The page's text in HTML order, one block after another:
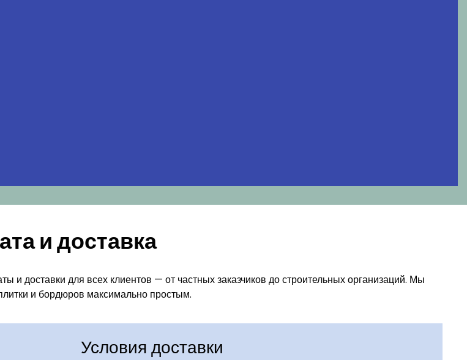
и доставка
и доставки для всех клиентов — от частных заказчиков до строительных организаций. Мы
и бордюров максимально простым.
Условия доставки